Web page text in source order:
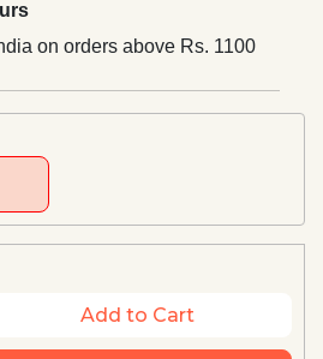
on orders above Rs. 1100
Add to Cart